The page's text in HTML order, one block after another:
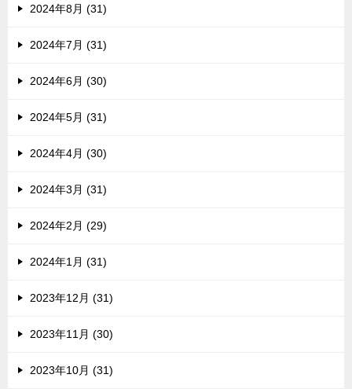
2024年8月 (31)
2024年7月 (31)
2024年6月 (30)
2024年5月 (31)
2024年4月 (30)
2024年3月 (31)
2024年2月 (29)
2024年1月 (31)
2023年12月 (31)
2023年11月 (30)
2023年10月 (31)